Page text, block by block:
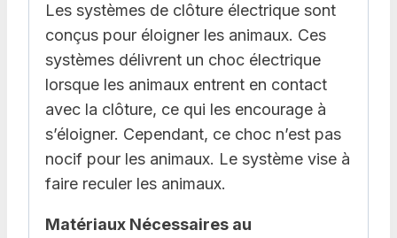
Les systèmes de clôture électrique sont
conçus pour éloigner les animaux. Ces
systèmes délivrent un choc électrique
lorsque les animaux entrent en contact
avec la clôture, ce qui les encourage à
s’éloigner. Cependant, ce choc n’est pas
nocif pour les animaux. Le système vise à
faire reculer les animaux.
Matériaux Nécessaires au